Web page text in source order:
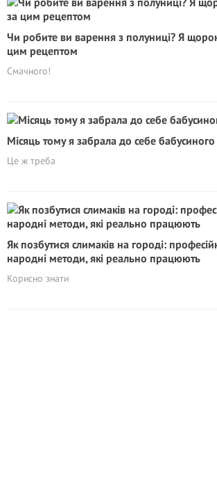
Чи робите ви варення з полуниці? Я
цим рецептом
Смачного!
Місяць тому я забрала до себе
Це ж треба
Як позбутися слимаків на городі:
народні методи, які реально працюють
Корисно знати